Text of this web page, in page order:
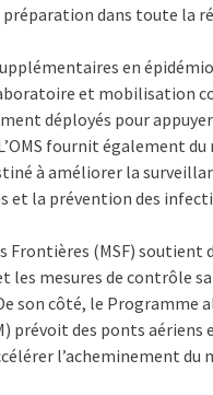
dans toute la
en
et mobilisation
déployés pour
fournit également
à améliorer la
et la prévention des
Frontières (MSF) soutient
les mesures de contrôle
son côté, le Programme
prévoit des ponts aériens
l’acheminement du